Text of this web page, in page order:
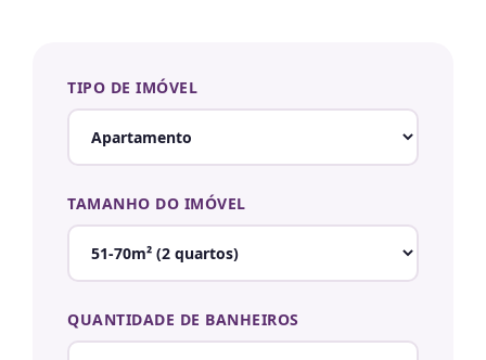
TIPO DE IMÓVEL
TAMANHO DO IMÓVEL
QUANTIDADE DE BANHEIROS